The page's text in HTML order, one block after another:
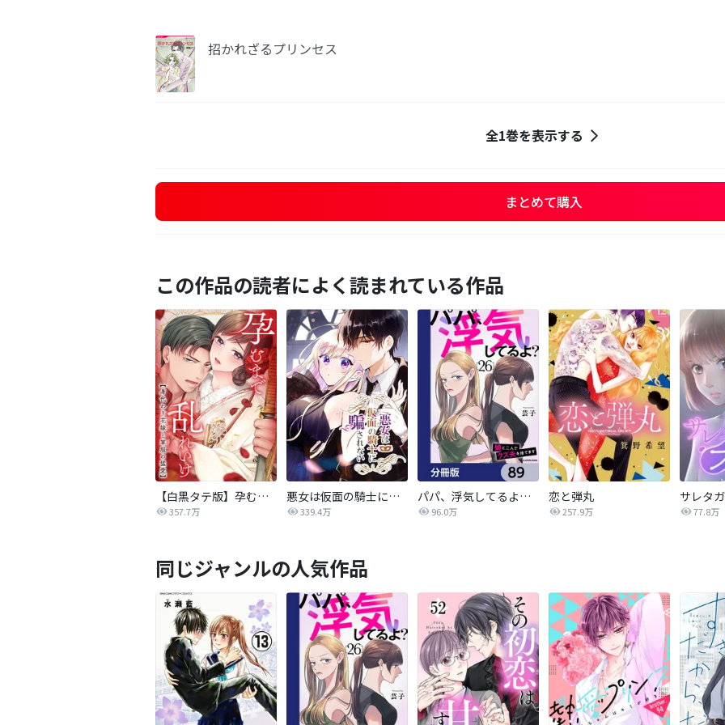
招かれざるプリンセス
全1巻を表示する
まとめて購入
この作品の読者によく読まれている作品
【白黒タテ版】孕むまで乱れいけ～身代わり花嫁と軍服の猛愛
357.7万
悪女は仮面の騎士に騙されない
339.4万
パパ、浮気してるよ？娘と二人でクズ夫を捨てます【分冊版】
96.0万
恋と弾丸
257.9万 77.8万
同じジャンルの人気作品